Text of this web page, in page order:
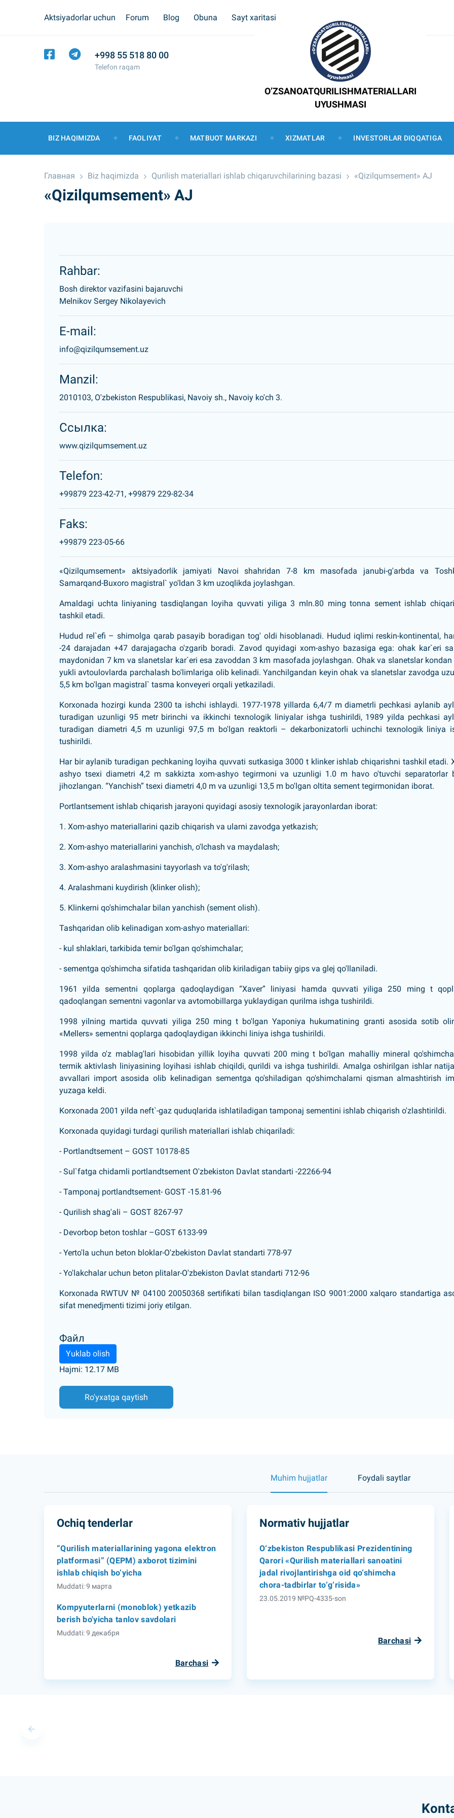
Aktsiyadorlar uchun Forum Blog Obuna Sayt xaritasi
+998 55 518 80 00
Telefon raqam
O’ZSANOATQURILISHMATERIALLARI
UYUSHMASI
BIZ HAQIMIZDA FAOLIYAT MATBUOT MARKAZI XIZMATLAR INVESTORLAR DIQQATIGA
Главная Biz haqimizda Qurilish materiallari ishlab chiqaruvchilarining bazasi «Qizilqumsement» AJ
«Qizilqumsement» AJ
Rahbar:
Bosh direktor vazifasini bajaruvchi
Melnikov Sergey Nikolayevich
E-mail:
info@qizilqumsement.uz
Manzil:
2010103, O'zbekiston Respublikasi, Navoiy sh., Navoiy ko'ch 3.
Ссылка:
www.qizilqumsement.uz
Telefon:
+99879 223-42-71, +99879 229-82-34
Faks:
+99879 223-05-66
«Qizilqumsement» aktsiyadorlik jamiyati Navoi shahridan 7-8 km masofada janubi-g'arbda va
Samarqand-Buxoro magistral` yo'ldan 3 km uzoqlikda joylashgan.
Amaldagi uchta liniyaning tasdiqlangan loyiha quvvati yiliga 3 mln.80 ming tonna sement ishlab
tashkil etadi.
Hudud rel`efi – shimolga qarab pasayib boradigan tog' oldi hisoblanadi. Hudud iqlimi reskin-kontinental,
-24 darajadan +47 darajagacha o'zgarib boradi. Zavod quyidagi xom-ashyo bazasiga ega: ohak kar`eri
maydonidan 7 km va slanetslar kar`eri esa zavoddan 3 km masofada joylashgan. Ohak va slanetslar
yukli avtoulovlarda parchalash bo'limlariga olib kelinadi. Yanchilgandan keyin ohak va slanetslar zavodga
5,5 km bo'lgan magistral` tasma konveyeri orqali yetkaziladi.
Korxonada hozirgi kunda 2300 ta ishchi ishlaydi. 1977-1978 yillarda 6,4/7 m diametrli pechkasi aylanib
turadigan uzunligi 95 metr birinchi va ikkinchi texnologik liniyalar ishga tushirildi, 1989 yilda pechkasi
turadigan diametri 4,5 m uzunligi 97,5 m bo'lgan reaktorli – dekarbonizatorli uchinchi texnologik liniya
tushirildi.
Har bir aylanib turadigan pechkaning loyiha quvvati sutkasiga 3000 t klinker ishlab chiqarishni tashkil etadi.
ashyo tsexi diametri 4,2 m sakkizta xom-ashyo tegirmoni va uzunligi 1.0 m havo o'tuvchi separatorlar
jihozlangan. “Yanchish” tsexi diametri 4,0 m va uzunligi 13,5 m bo'lgan oltita sement tegirmonidan iborat.
Portlantsement ishlab chiqarish jarayoni quyidagi asosiy texnologik jarayonlardan iborat:
1. Xom-ashyo materiallarini qazib chiqarish va ularni zavodga yetkazish;
2. Xom-ashyo materiallarini yanchish, o'lchash va maydalash;
3. Xom-ashyo aralashmasini tayyorlash va to'g'rilash;
4. Aralashmani kuydirish (klinker olish);
5. Klinkerni qo'shimchalar bilan yanchish (sement olish).
Tashqaridan olib kelinadigan xom-ashyo materiallari:
- kul shlaklari, tarkibida temir bo'lgan qo'shimchalar;
- sementga qo'shimcha sifatida tashqaridan olib kiriladigan tabiiy gips va glej qo'llaniladi.
1961 yilda sementni qoplarga qadoqlaydigan “Xaver” liniyasi hamda quvvati yiliga 250 ming t
qadoqlangan sementni vagonlar va avtomobillarga yuklaydigan qurilma ishga tushirildi.
1998 yilning martida quvvati yiliga 250 ming t bo'lgan Yaponiya hukumatining granti asosida sotib
«Mellers» sementni qoplarga qadoqlaydigan ikkinchi liniya ishga tushirildi.
1998 yilda o'z mablag'lari hisobidan yillik loyiha quvvati 200 ming t bo'lgan mahalliy mineral
termik aktivlash liniyasining loyihasi ishlab chiqildi, qurildi va ishga tushirildi. Amalga oshirilgan ishlar
avvallari import asosida olib kelinadigan sementga qo'shiladigan qo'shimchalarni qisman almashtirish
yuzaga keldi.
Korxonada 2001 yilda neft`-gaz quduqlarida ishlatiladigan tamponaj sementini ishlab chiqarish o'zlashtirildi.
Korxonada quyidagi turdagi qurilish materiallari ishlab chiqariladi:
- Portlandtsement – GOST 10178-85
- Sul`fatga chidamli portlandtsement O'zbekiston Davlat standarti -22266-94
- Tamponaj portlandtsement- GOST -15.81-96
- Qurilish shag'ali – GOST 8267-97
- Devorbop beton toshlar –GOST 6133-99
- Yerto'la uchun beton bloklar-O'zbekiston Davlat standarti 778-97
- Yo'lakchalar uchun beton plitalar-O'zbekiston Davlat standarti 712-96
Korxonada RWTUV № 04100 20050368 sertifikati bilan tasdiqlangan ISO 9001:2000 xalqaro standartiga
sifat menedjmenti tizimi joriy etilgan.
Файл
Yuklab olish
Hajmi: 12.17 MB
Ro'yxatga qaytish
Muhim hujjatlar Foydali saytlar
Ochiq tenderlar
“Qurilish materiallarining yagona elektron
platformasi” (QEPM) axborot tizimini
ishlab chiqish bo‘yicha
Muddati: 9 марта
Kompyuterlarni (monoblok) yetkazib
berish bo'yicha tanlov savdolari
Muddati: 9 декабря
Barchasi
Normativ hujjatlar
O‘zbekiston Respublikasi Prezidentining
Qarori «Qurilish materiallari sanoatini
jadal rivojlantirishga oid qo‘shimcha
chora-tadbirlar to‘g‘risida»
23.05.2019 №PQ-4335-son
Barchasi